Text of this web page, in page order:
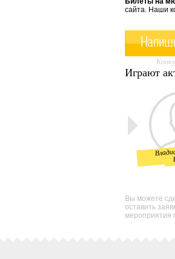
сайта. Наши
Играют
Вы можете
оставить
мероприятия